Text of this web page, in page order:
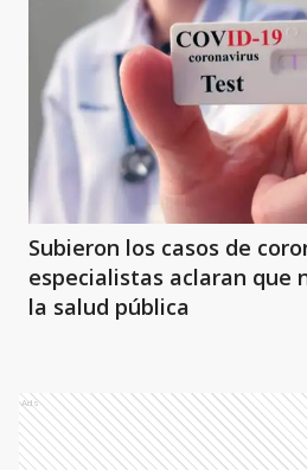
Subieron los casos de
especialistas aclaran que
la salud pública
Ads